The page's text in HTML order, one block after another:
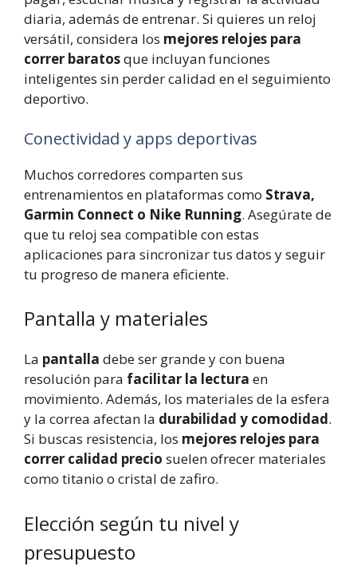
diaria, además de entrenar. Si quieres un reloj
versátil, considera los mejores relojes para
correr baratosque incluyan funciones
inteligentes sin perder calidad en el seguimiento
deportivo.
Conectividad y apps deportivas
Muchos corredores comparten sus
entrenamientos en plataformas como Strava,
Garmin Connect o Nike Running. Asegúrate de
que tu reloj sea compatible con estas
aplicaciones para sincronizar tus datos y seguir
tu progreso de manera eficiente.
Pantalla y materiales
La pantalla debe ser grande y con buena
resolución para facilitar la lectura en
movimiento. Además, los materiales de la esfera
y la correa afectan la durabilidad y comodidad.
Si buscas resistencia, los mejores relojes para
correr calidad precio suelen ofrecer materiales
como titanio o cristal de zafiro.
Elección según tu nivel y
presupuesto